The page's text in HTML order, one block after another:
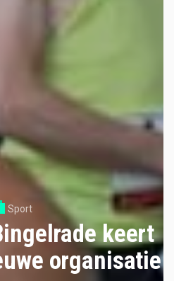
Sport
keert
organisatie